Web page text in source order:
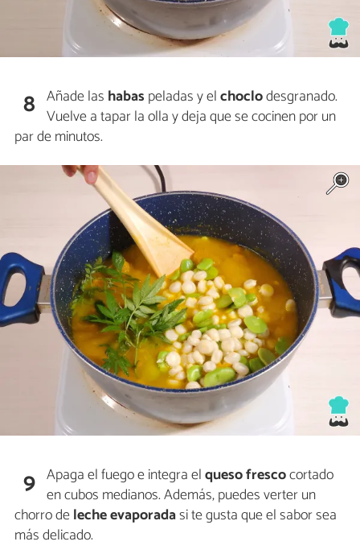
8 Añade las habas peladas y elchoclodesgranado.
Vuelve a tapar la olla y deja que se cocinen por un
par de minutos.
9 Apaga el fuego e integra elqueso frescocortado
en cubos medianos. Además, puedes verter un
chorro deleche evaporadasi te gusta que el sabor sea
más delicado.